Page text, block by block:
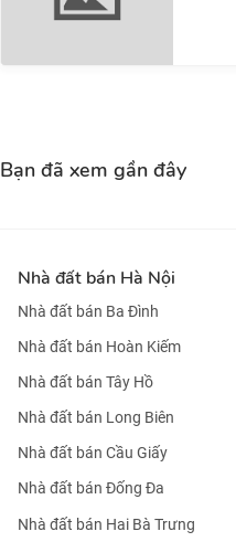
Bạn đã xem gần đây
Nhà đất bán Hà Nội
Nhà đất bán Ba Đình
Nhà đất bán Hoàn Kiếm
Nhà đất bán Tây Hồ
Nhà đất bán Long Biên
Nhà đất bán Cầu Giấy
Nhà đất bán Đống Đa
Nhà đất bán Hai Bà Trưng